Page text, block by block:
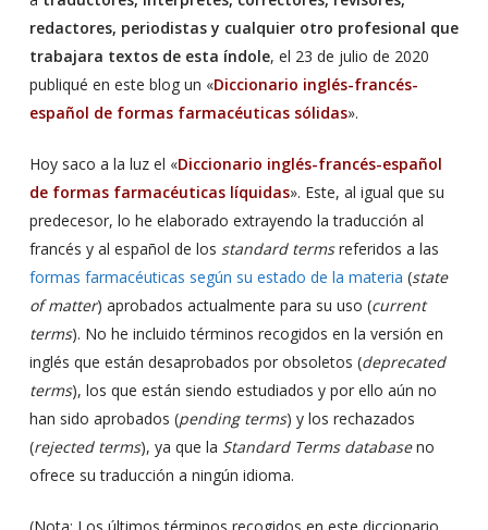
redactores, periodistas y cualquier otro profesional que
trabajara textos de esta índole, el 23 de julio de 2020
publiqué en este blog un «Diccionario inglés-francés-
español de formas farmacéuticas sólidas».
Hoy saco a la luz el «Diccionario inglés-francés-español
de formas farmacéuticas líquidas». Este, al igual que su
predecesor, lo he elaborado extrayendo la traducción al
francés y al español de los standard termsreferidos a las
formas farmacéuticas según su estado de la materia (state
of matter) aprobados actualmente para su uso (current
terms). No he incluido términos recogidos en la versión en
inglés que están desaprobados por obsoletos (deprecated
terms), los que están siendo estudiados y por ello aún no
han sido aprobados (pending terms) y los rechazados
(rejected terms), ya que la Standard Terms databaseno
ofrece su traducción a ningún idioma.
(Nota: Los últimos términos recogidos en este diccionario